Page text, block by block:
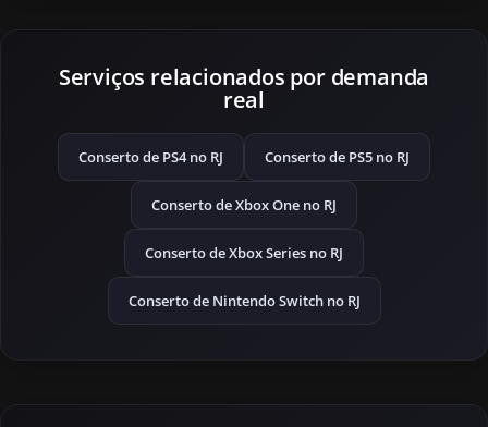
Serviços relacionados por demanda
real
Conserto de PS4 no RJ Conserto de PS5 no RJ
Conserto de Xbox One no RJ
Conserto de Xbox Series no RJ
Conserto de Nintendo Switch no RJ